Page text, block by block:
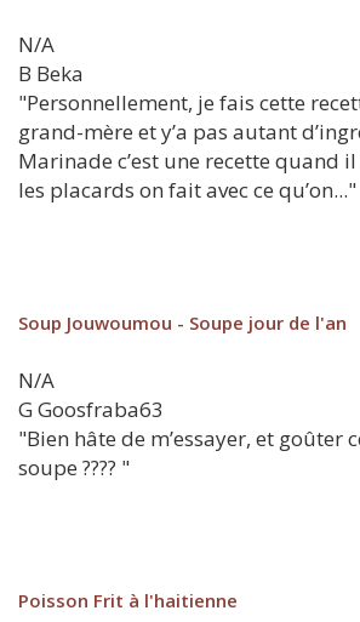
N/A
B Beka
"Personnellement, je fais cette
grand-mère et y’a pas autant
Marinade c’est une recette quand il
les placards on fait avec ce qu’on..."
Soup Jouwoumou - Soupe jour de l'an
N/A
G Goosfraba63
"Bien hâte de m’essayer, et goûter
soupe ???? "
Poisson Frit à l'haitienne